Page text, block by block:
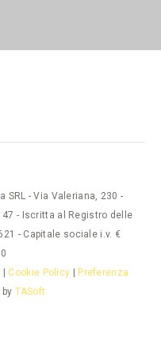
- Via Valeriana, 230 -
- Iscritta al Registro delle
- Capitale sociale i.v. €
Cookie Policy
Preferenza
by TASoft